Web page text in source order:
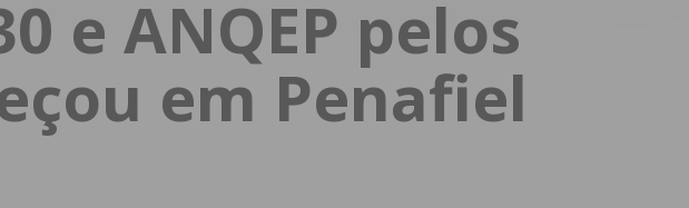
INICIAR SESSÃO
Perdeu a sua senha?
e ANQEP pelos
em Penafiel